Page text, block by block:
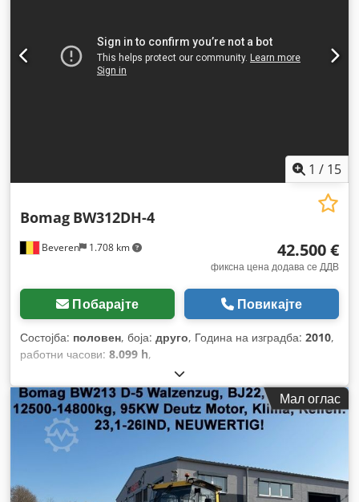
1 / 15
Beveren 1.708 km
Bomag BW312DH-4
42.500 €
фиксна цена додава се ДДВ
Побарајте Повикајте
Состојба: половен, боја: друго, Година на изградба: 2010,
работни часови: 8.099 h,
Мал оглас